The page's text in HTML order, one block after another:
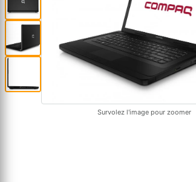
Survolez l'image pour zoomer